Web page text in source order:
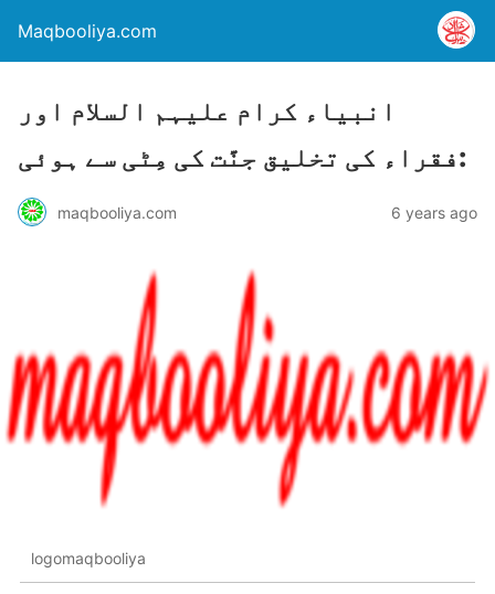
Maqbooliya.com
انبیاء کرام علیہم السلام اور
فقراء کی تخلیق جنَّت کی مِٹی سے ہوئی:
maqbooliya.com 6 years ago
logomaqbooliya